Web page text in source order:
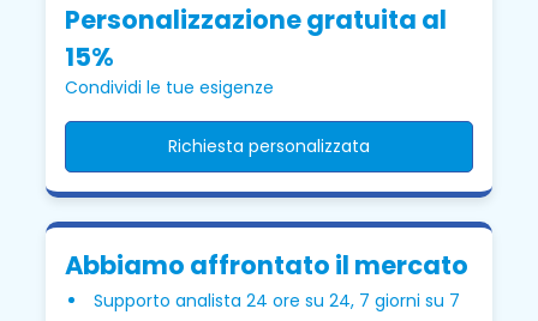
Personalizzazione gratuita al
15%
Condividi le tue esigenze
Richiesta personalizzata
Abbiamo affrontato il mercato
Supporto analista 24 ore su 24, 7 giorni su 7